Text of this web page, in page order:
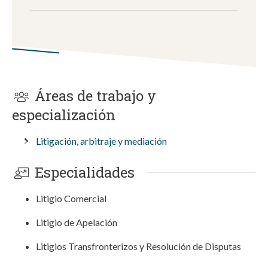
Áreas de trabajo y
especialización
Litigación, arbitraje y mediación
Especialidades
Litigio Comercial
Litigio de Apelación
Litigios Transfronterizos y Resolución de Disputas